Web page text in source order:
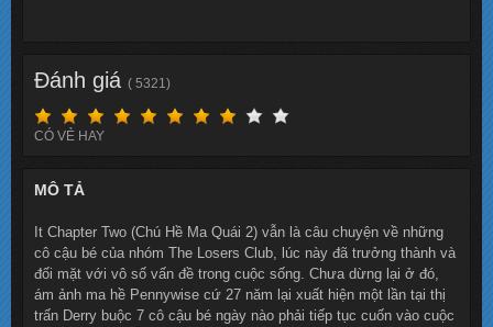
Đánh giá ( 5321)
CÓ VẺ HAY
MÔ TẢ
It Chapter Two (Chú Hề Ma Quái 2) vẫn là câu chuyện về những
cô cậu bé của nhóm The Losers Club, lúc này đã trưởng thành và
đối mặt với vô số vấn đề trong cuộc sống. Chưa dừng lại ở đó,
ám ảnh ma hề Pennywise cứ 27 năm lại xuất hiện một lần tại thị
trấn Derry buộc 7 cô cậu bé ngày nào phải tiếp tục cuốn vào cuộc